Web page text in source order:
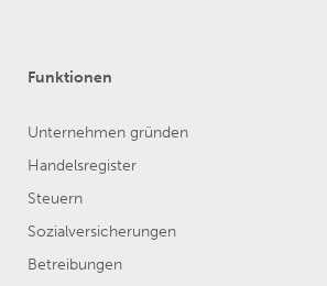
Funktionen
Unternehmen gründen
Handelsregister
Steuern
Sozialversicherungen
Betreibungen